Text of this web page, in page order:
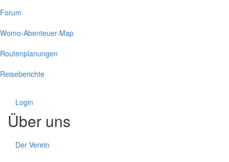
Forum
Womo-Abenteuer-Map
Routenplanungen
Reiseberichte
Login
Über uns
Der Verein